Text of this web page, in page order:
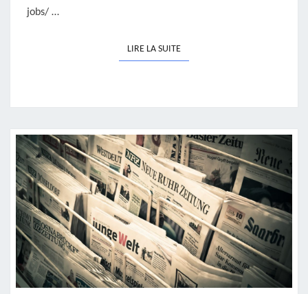
jobs/ …
LIRE LA SUITELIRE LA SUITE